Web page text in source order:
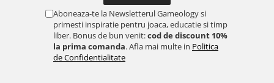
Aboneaza-te la Newsletterul Gameology si
primesti inspiratie pentru joaca, educatie si timp
liber. Bonus de bun venit:cod de discount 10%
la prima comanda. Afla mai multe in Politica
de Confidentialitate